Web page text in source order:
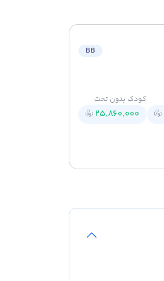
BB
کودک بدون تخت
25,860,000